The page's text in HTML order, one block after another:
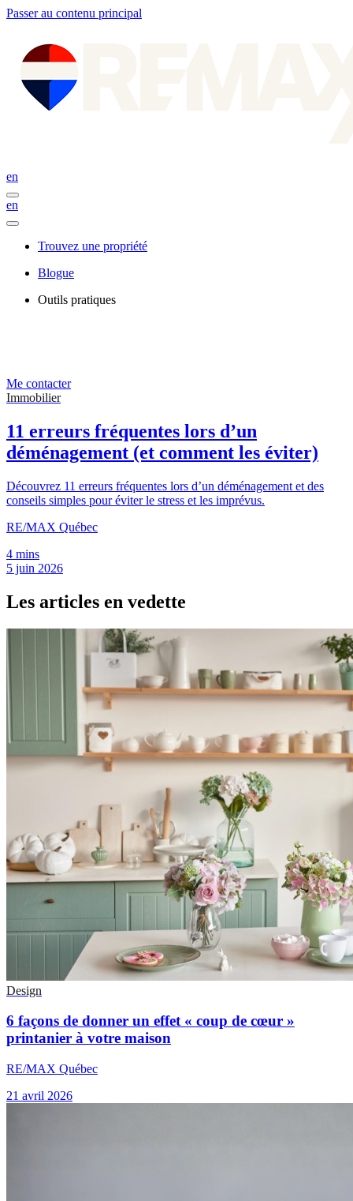
Passer au contenu principal
en
en
Trouvez une propriété
Blogue
Outils pratiques
Me contacter
Immobilier
11 erreurs fréquentes lors d’un
déménagement (et comment les éviter)
Découvrez 11 erreurs fréquentes lors d’un déménagement et des
conseils simples pour éviter le stress et les imprévus.
RE/MAX Québec
4 mins
5 juin 2026
Les articles en vedette
Design
6 façons de donner un effet « coup de cœur »
printanier à votre maison
RE/MAX Québec
21 avril 2026